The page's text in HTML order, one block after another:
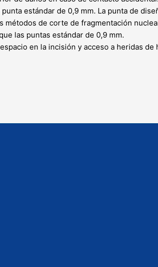
estándar de 0,9 mm. La punta de
métodos de corte de fragmentación
las puntas estándar de 0,9 mm.
en la incisión y acceso a heridas de